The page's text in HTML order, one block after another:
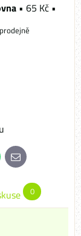
• 65 Kč •
E-
mail
0